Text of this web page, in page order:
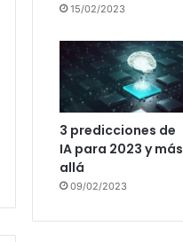
15/02/2023
3 predicciones de
IA para 2023 y más
allá
09/02/2023